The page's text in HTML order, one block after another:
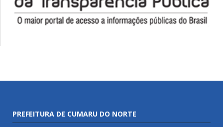
PREFEITURA DE CUMARU DO NORTE